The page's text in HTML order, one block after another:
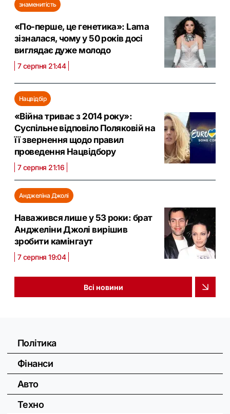
знаменитість
«По-перше, це генетика»: Lama
зізналася, чому у 50 років досі
виглядає дуже молодо
7 серпня 21:44
Нацвідбір
«Війна триває з 2014 року»:
Суспільне відповіло Поляковій на
її звернення щодо правил
проведення Нацвідбору
7 серпня 21:16
Анджеліна Джолі
Наважився лише у 53 роки: брат
Анджеліни Джолі вирішив
зробити камінгаут
7 серпня 19:04
Всі новини
Політика
Фінанси
Авто
Техно